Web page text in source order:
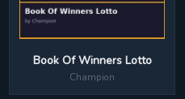
Book Of Winners Lotto
Champion